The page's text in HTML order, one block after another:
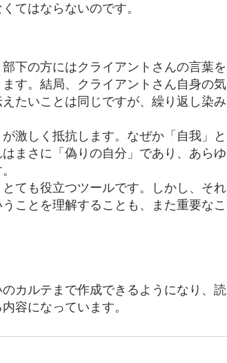
てはならないのです。
下の方にはクライアントさんの言葉を
す。結局、クライアントさん自身の気
たいことは同じですが、繰り返し染み
激しく抵抗します。なぜか「自我」と
まさに「偽りの自分」であり、あらゆ
ても役立つツールです。しかし、それ
ことを理解することも、また重要なこ
カルテまで作成できるようになり、読
容になっています。